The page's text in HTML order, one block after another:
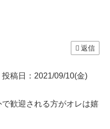
返信
投稿日：2021/09/10(金)
歓迎される方がオレは嬉